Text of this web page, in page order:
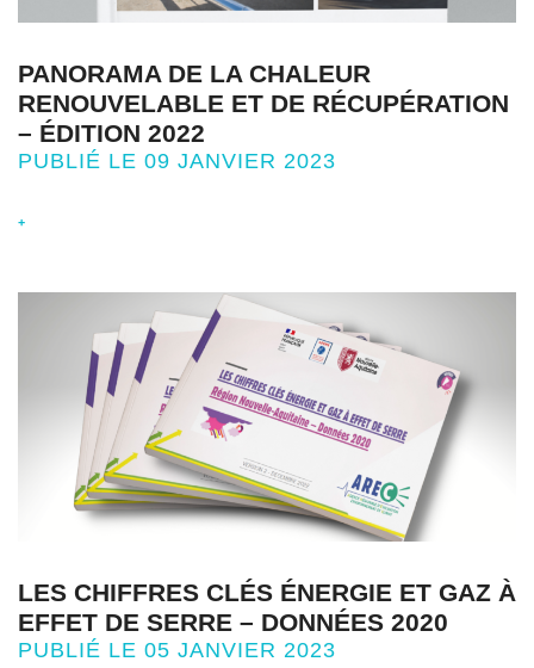
PANORAMA DE LA CHALEUR
RENOUVELABLE ET DE RÉCUPÉRATION
– ÉDITION 2022
PUBLIÉ LE 09 JANVIER 2023
+
LES CHIFFRES CLÉS ÉNERGIE ET GAZ À
EFFET DE SERRE – DONNÉES 2020
PUBLIÉ LE 05 JANVIER 2023